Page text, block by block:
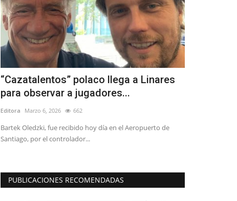
“Cazatalentos” polaco llega a Linares
para observar a jugadores...
Editora Marzo 6, 2026 662
Bartek Oledzki, fue recibido hoy día en el Aeropuerto de
Santiago, por el controlador...
PUBLICACIONES RECOMENDADAS